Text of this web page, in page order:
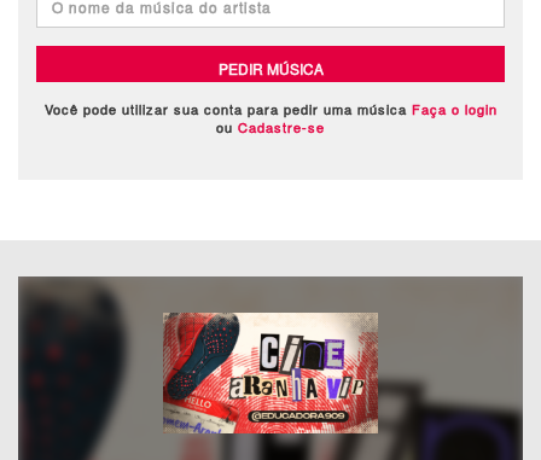
PEDIR MÚSICA
Você pode utilizar sua conta para pedir uma música Faça o login
ou Cadastre-se